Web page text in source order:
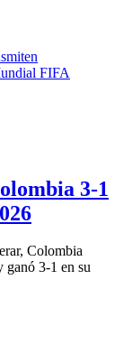
3-1
Colombia
ganó 3-1 en su